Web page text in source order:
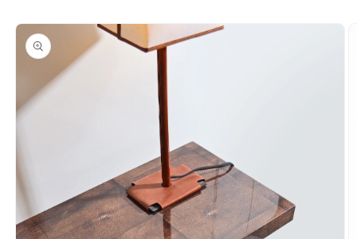
directamente
a la
información
del producto